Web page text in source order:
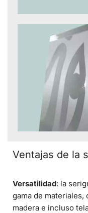
Ventajas de la
Versatilidad: la
gama de materiales,
madera e incluso